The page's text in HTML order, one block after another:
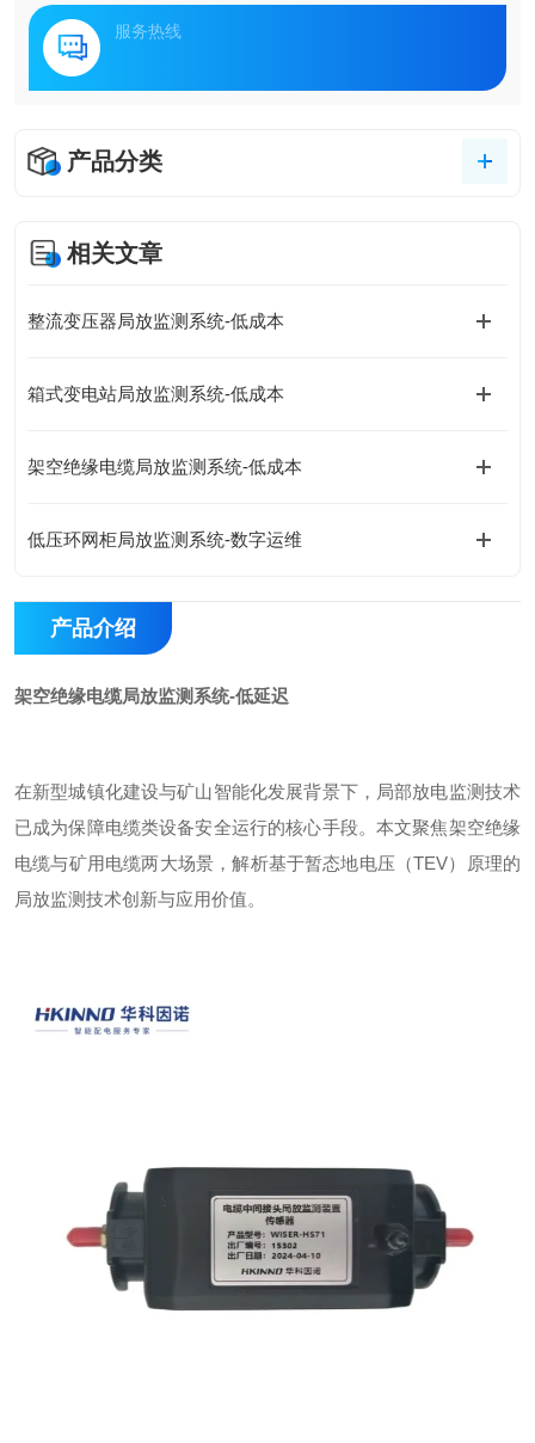
服务热线
产品分类
相关文章
整流变压器局放监测系统-低成本
箱式变电站局放监测系统-低成本
架空绝缘电缆局放监测系统-低成本
低压环网柜局放监测系统-数字运维
产品介绍
架空绝缘电缆局放监测系统-低延迟
在新型城镇化建设与矿山智能化发展背景下，局部放电监测技术
已成为保障电缆类设备安全运行的核心手段。本文聚焦架空绝缘
电缆与矿用电缆两大场景，解析基于暂态地电压（TEV）原理的
局放监测技术创新与应用价值。